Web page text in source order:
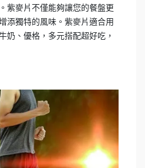
紫麥片不僅能夠讓您的餐盤更
添獨特的風味。紫麥片適合用
奶、優格，多元搭配超好吃，